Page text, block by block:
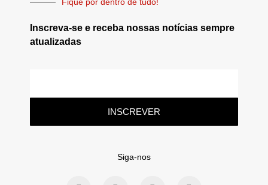
Inscreva-se e receba nossas notícias sempre
atualizadas
INSCREVER
Siga-nos